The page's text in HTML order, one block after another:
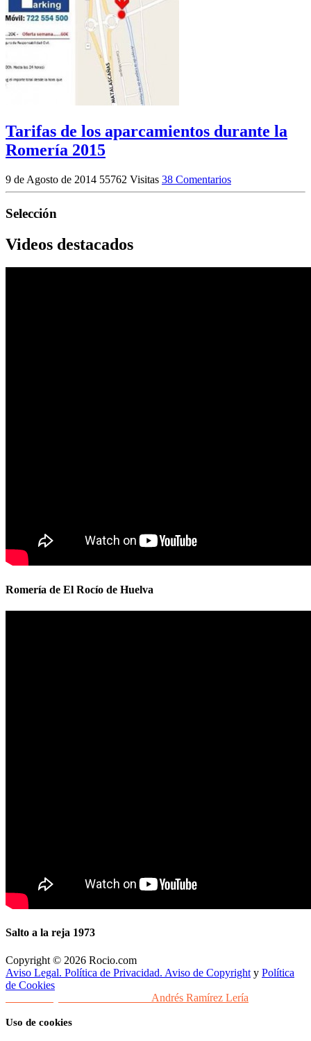
Tarifas de los aparcamientos durante la
Romería 2015
9 de Agosto de 2014 55762 Visitas 38 Comentarios
Selección
Videos destacados
Romería de El Rocío de Huelva
Salto a la reja 1973
Copyright © 2026 Rocio.com
Aviso Legal. Política de Privacidad. Aviso de Copyright y Política
de Cookies
Andrés Ramírez Lería
Uso de cookies